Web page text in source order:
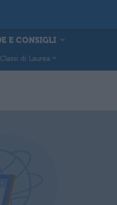
E CONSIGLI
Classi di Laurea